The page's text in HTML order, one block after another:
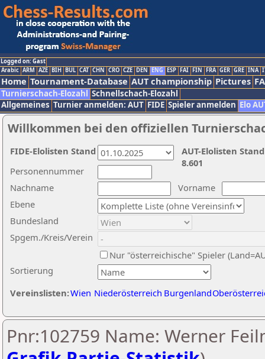
Logged on: Gast
Arabic ARM AZE BIH BUL CAT CHN CRO CZE DEN ENG ESP FAI FIN FRA GER GRE INA
Home Tournament-Database AUT championship Pictures
Turnierschach-Elozahl Schnellschach-Elozahl
Allgemeines Turnier anmelden: AUT FIDE Spieler anmelden Elo
Willkommen bei den offiziellen
Nachname
Vorname
Ebene
Sortierung
Personennummer
Bundesland
Spgem./Kreis/Verein
Nur "österreichische" Spieler
Vereinslisten:Wien Niederösterreich Burgenland
AUT-Elolisten
8.601
FIDE-Elolisten Stand
Pnr:102759 Name: Werner